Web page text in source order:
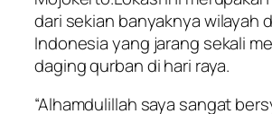
dari sekian banyaknya wilayah
Indonesia yang jarang sekali
daging qurban di hari raya.
“Alhamdulillah saya sangat